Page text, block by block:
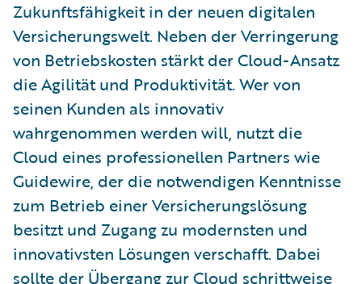
Zukunftsfähigkeit in der neuen digitalen
Versicherungswelt. Neben der Verringerung
von Betriebskosten stärkt der Cloud-Ansatz
die Agilität und Produktivität. Wer von
seinen Kunden als innovativ
wahrgenommen werden will, nutzt die
Cloud eines professionellen Partners wie
Guidewire, der die notwendigen Kenntnisse
zum Betrieb einer Versicherungslösung
besitzt und Zugang zu modernsten und
innovativsten Lösungen verschafft. Dabei
sollte der Übergang zur Cloud schrittweise